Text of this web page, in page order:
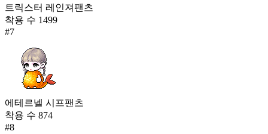
트릭스터 레인져팬츠
착용 수 1499
#7
에테르넬 시프팬츠
착용 수 874
#8